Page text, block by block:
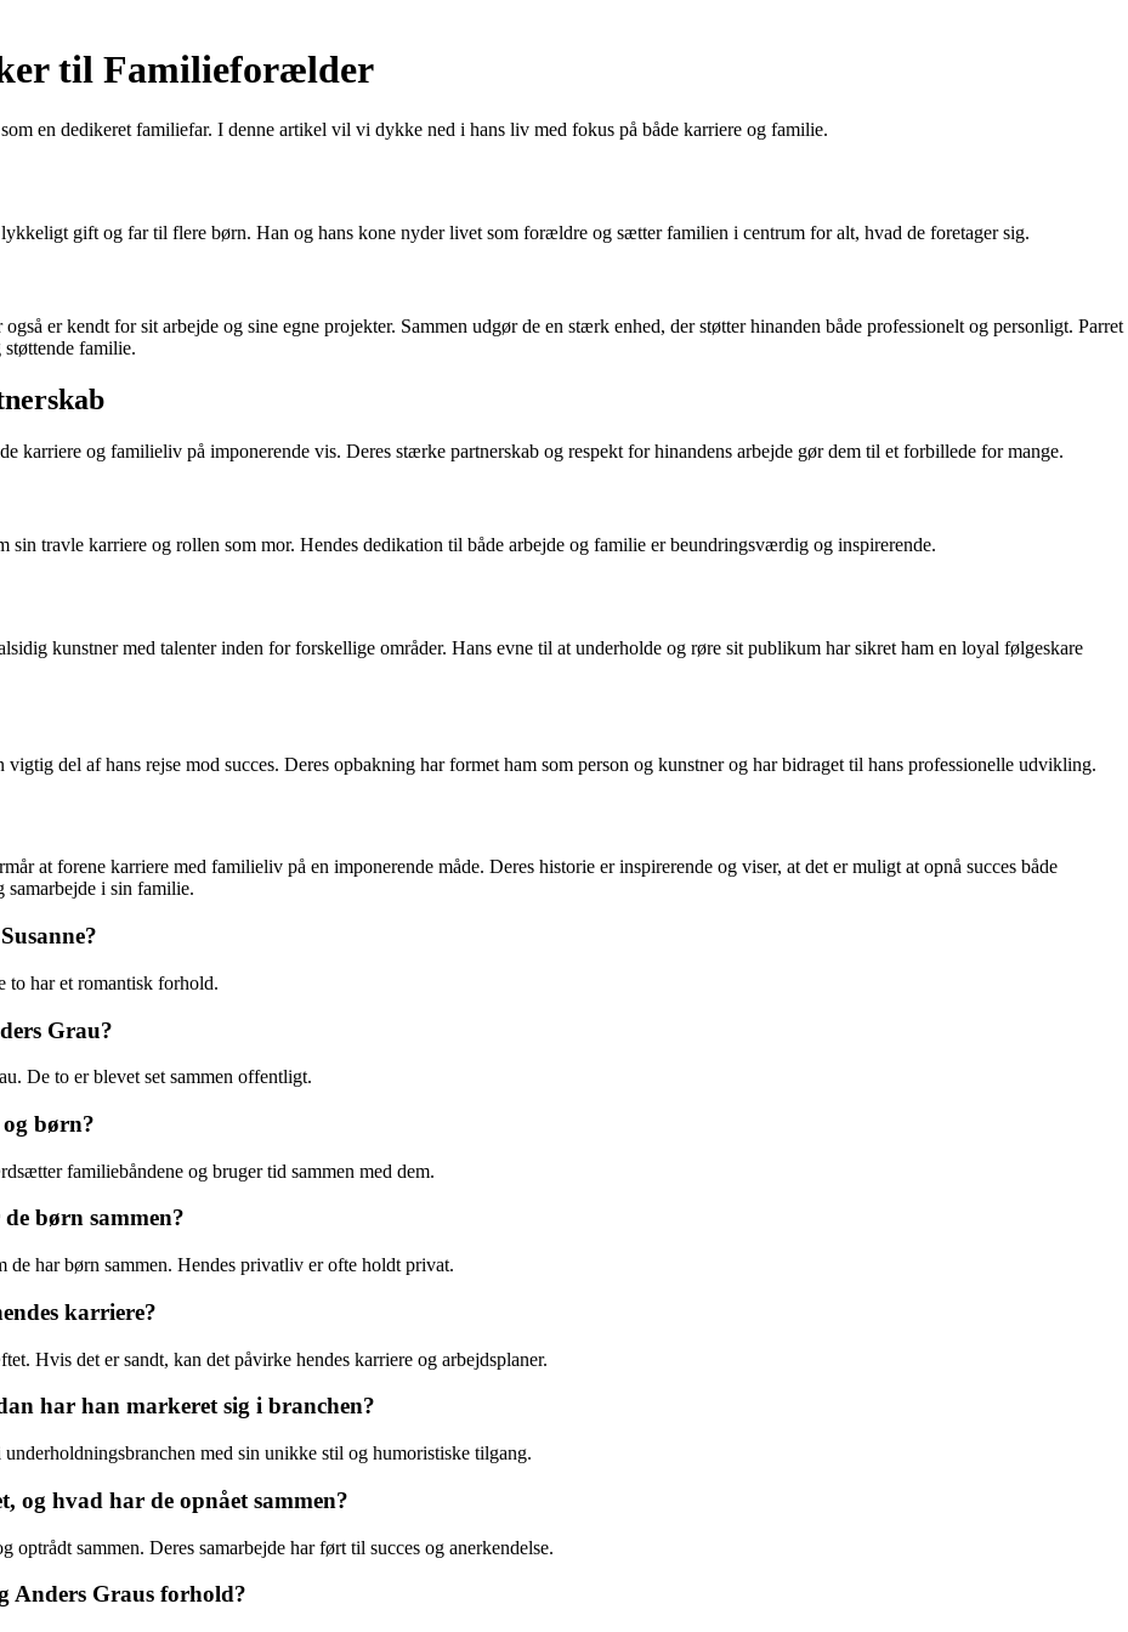
til Familieforælder
en dedikeret familiefar. I denne artikel vil vi dykke ned i hans liv med fokus på både karriere og familie.
gift og far til flere børn. Han og hans kone nyder livet som forældre og sætter familien i centrum for alt, hvad de foretager sig.
er kendt for sit arbejde og sine egne projekter. Sammen udgør de en stærk enhed, der støtter hinanden både professionelt og personligt. Parret
familie.
karriere og familieliv på imponerende vis. Deres stærke partnerskab og respekt for hinandens arbejde gør dem til et forbillede for mange.
sin travle karriere og rollen som mor. Hendes dedikation til både arbejde og familie er beundringsværdig og inspirerende.
kunstner med talenter inden for forskellige områder. Hans evne til at underholde og røre sit publikum har sikret ham en loyal følgeskare
del af hans rejse mod succes. Deres opbakning har formet ham som person og kunstner og har bidraget til hans professionelle udvikling.
at forene karriere med familieliv på en imponerende måde. Deres historie er inspirerende og viser, at det er muligt at opnå succes både
i sin familie.
to har et romantisk forhold.
Grau?
De to er blevet set sammen offentligt.
børn?
familiebåndene og bruger tid sammen med dem.
børn sammen?
har børn sammen. Hendes privatliv er ofte holdt privat.
karriere?
Hvis det er sandt, kan det påvirke hendes karriere og arbejdsplaner.
har han markeret sig i branchen?
med sin unikke stil og humoristiske tilgang.
og hvad har de opnået sammen?
sammen. Deres samarbejde har ført til succes og anerkendelse.
Anders Graus forhold?